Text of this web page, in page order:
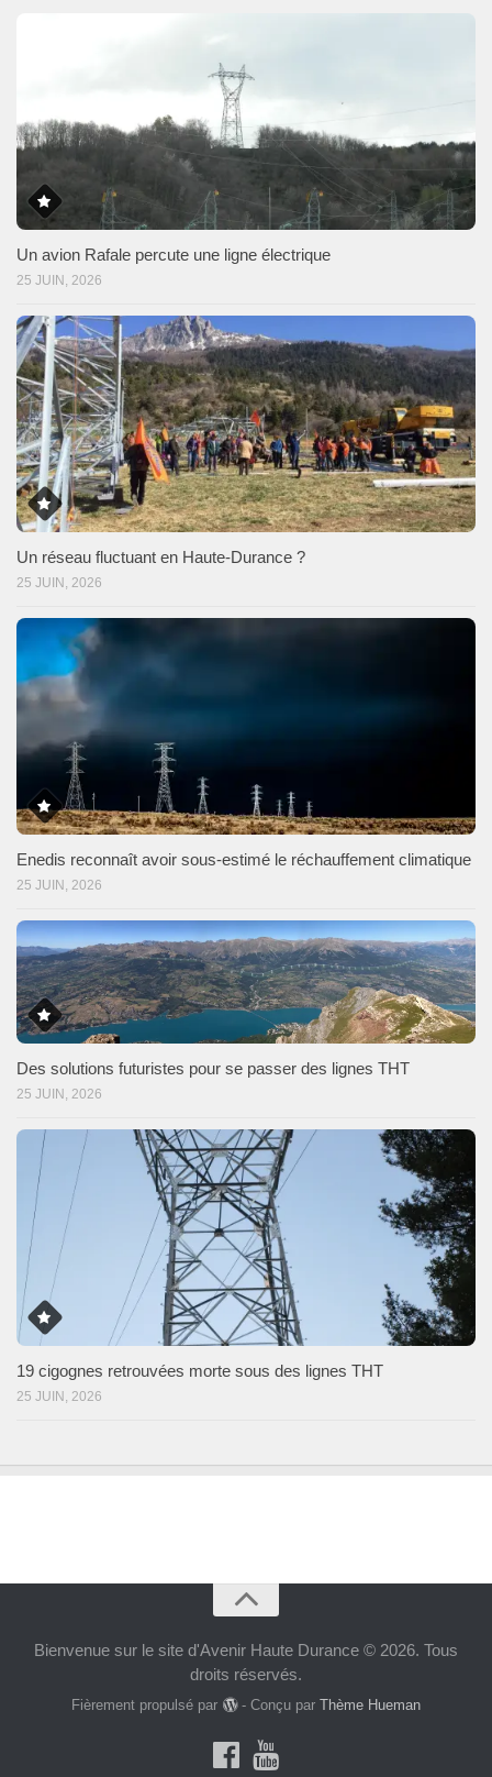
Un avion Rafale percute une ligne électrique
25 JUIN, 2026
Un réseau fluctuant en Haute-Durance ?
25 JUIN, 2026
Enedis reconnaît avoir sous-estimé le réchauffement climatique
25 JUIN, 2026
Des solutions futuristes pour se passer des lignes THT
25 JUIN, 2026
19 cigognes retrouvées morte sous des lignes THT
25 JUIN, 2026
Bienvenue sur le site d'Avenir Haute Durance © 2026. Tous
droits réservés.
Fièrement propulsé par - Conçu par Thème Hueman